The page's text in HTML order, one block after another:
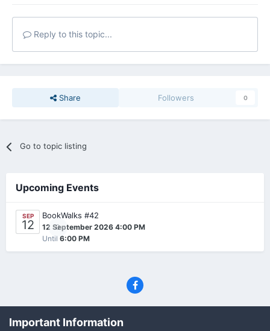
Reply to this topic...
Share Followers 0
Go to topic listing
Upcoming Events
SEP
12 0
BookWalks #42
12 September 2026 4:00 PM
Until 6:00 PM
(C) SFF.gr, All rights reserved
Important Information